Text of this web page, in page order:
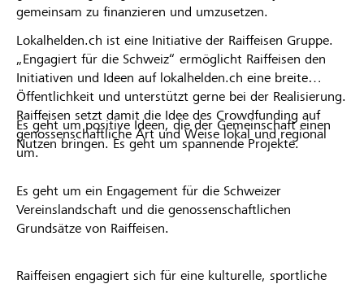
gemeinsam zu finanzieren und umzusetzen.
Lokalhelden.ch ist eine Initiative der Raiffeisen Gruppe.
„Engagiert für die Schweiz“ ermöglicht Raiffeisen den
Initiativen und Ideen auf lokalhelden.ch eine breite
Öffentlichkeit und unterstützt gerne bei der Realisierung.
Raiffeisen setzt damit die Idee des Crowdfunding auf
genossenschaftliche Art und Weise lokal und regional
um.
Es geht um positive Ideen, die der Gemeinschaft einen
Nutzen bringen. Es geht um spannende Projekte.
Es geht um ein Engagement für die Schweizer
Vereinslandschaft und die genossenschaftlichen
Grundsätze von Raiffeisen.
Raiffeisen engagiert sich für eine kulturelle, sportliche